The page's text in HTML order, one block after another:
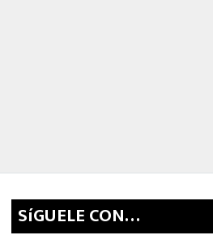
SíGUELE CON…